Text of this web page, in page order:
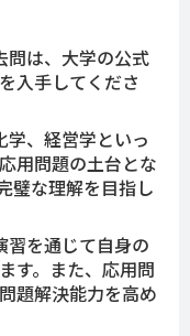
問は、大学の公式
入手してくださ
学、経営学といっ
用問題の土台とな
璧な理解を目指し
習を通じて自身の
す。また、応用問
題解決能力を高め